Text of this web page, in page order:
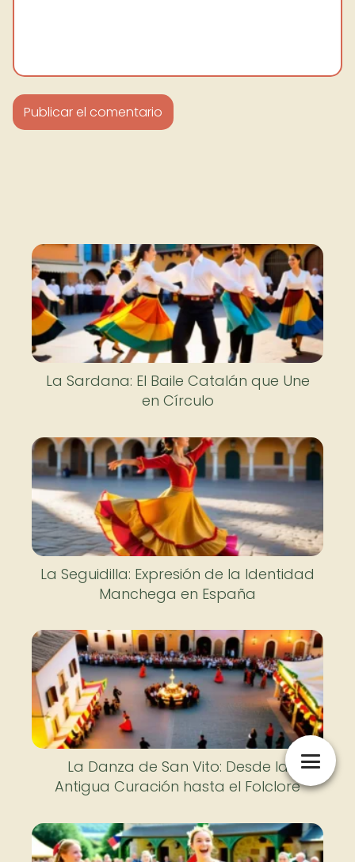
La Sardana: El Baile Catalán que Une
en Círculo
La Seguidilla: Expresión de la Identidad
Manchega en España
La Danza de San Vito: Desde la
Antigua Curación hasta el Folclore